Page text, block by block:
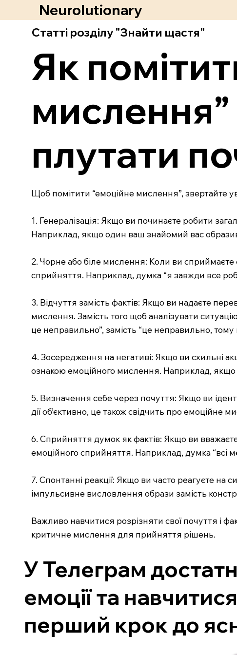
Neurolutionary
Статті розділу "Знайти щастя"
Як
мислення”
плутати
Щоб помітити “емоційне мислення”, звертайте
1. Генералізація: Якщо ви починаєте робити
Наприклад, якщо один ваш знайомий вас
2. Чорне або біле мислення: Коли ви
сприйняття. Наприклад, думка “я завжди все
3. Відчуття замість фактів: Якщо ви надаєте
мислення. Замість того щоб аналізувати
це неправильно”, замість “це неправильно, тому
4. Зосередження на негативі: Якщо ви схильні
ознакою емоційного мислення. Наприклад,
5. Визначення себе через почуття: Якщо ви
дії об’єктивно, це також свідчить про емоційне
6. Сприйняття думок як фактів: Якщо ви
емоційного сприйняття. Наприклад, думка “всі
7. Спонтанні реакції: Якщо ви часто реагуєте
імпульсивне висловлення образи замість
Важливо навчитися розрізняти свої почуття і
критичне мислення для прийняття рішень.
У Телеграм
емоції та
перший крок до